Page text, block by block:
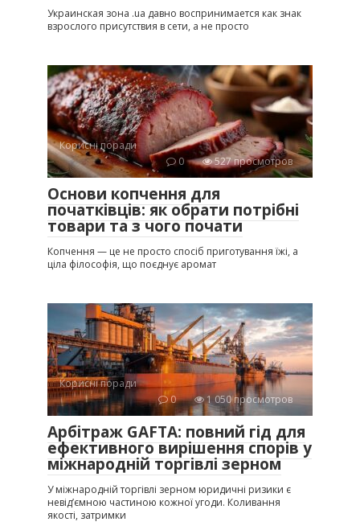
Украинская зона .ua давно воспринимается как знак
взрослого присутствия в сети, а не просто
Корисні поради
0
527 просмотров
Основи копчення для
початківців: як обрати потрібні
товари та з чого почати
Копчення — це не просто спосіб приготування їжі, а
ціла філософія, що поєднує аромат
Корисні поради
0
1 050 просмотров
Арбітраж GAFTA: повний гід для
ефективного вирішення спорів у
міжнародній торгівлі зерном
У міжнародній торгівлі зерном юридичні ризики є
невід’ємною частиною кожної угоди. Коливання
якості, затримки